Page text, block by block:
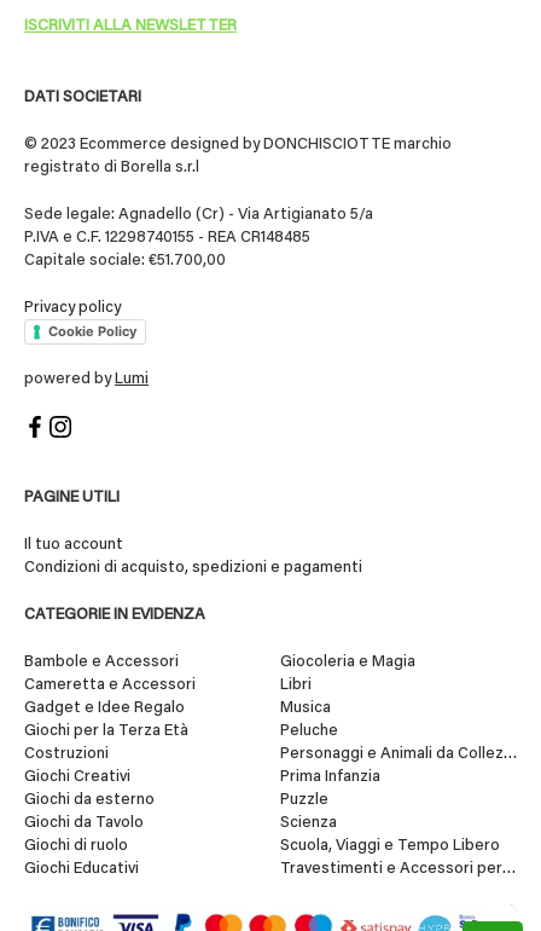
DATI SOCIETARI
© 2023 Ecommerce designed by DONCHISCIOTTE marchio
registrato di Borella s.r.l
Sede legale: Agnadello (Cr) - Via Artigianato 5/a
P.IVA e C.F. 12298740155 - REA CR148485
Capitale sociale: €51.700,00
Privacy policy
Cookie Policy
powered by Lumi
PAGINE UTILI
Il tuo account
Condizioni di acquisto, spedizioni e pagamenti
CATEGORIE IN EVIDENZA
Bambole e Accessori
Cameretta e Accessori
Gadget e Idee Regalo
Giochi per la Terza Età
Costruzioni
Giochi Creativi
Giochi da esterno
Giochi da Tavolo
Giochi di ruolo
Giochi Educativi
Giocoleria e Magia
Libri
Musica
Peluche
Personaggi e Animali da Collezione
Prima Infanzia
Puzzle
Scienza
Scuola, Viaggi e Tempo Libero
Travestimenti e Accessori per